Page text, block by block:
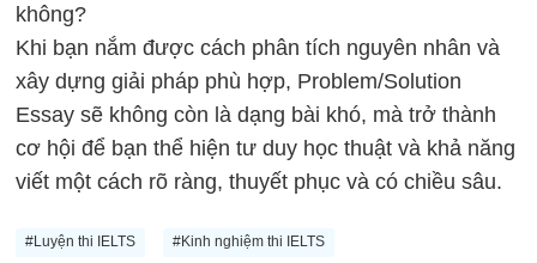
không?
Khi bạn nắm được cách phân tích nguyên nhân và
xây dựng giải pháp phù hợp, Problem/Solution
Essay sẽ không còn là dạng bài khó, mà trở thành
cơ hội để bạn thể hiện tư duy học thuật và khả năng
viết một cách rõ ràng, thuyết phục và có chiều sâu.
#Luyện thi IELTS #Kinh nghiệm thi IELTS